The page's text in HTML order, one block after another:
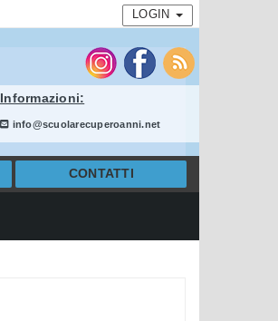
LOGIN
Informazioni:
info@scuolarecuperoanni.net
CONTATTI